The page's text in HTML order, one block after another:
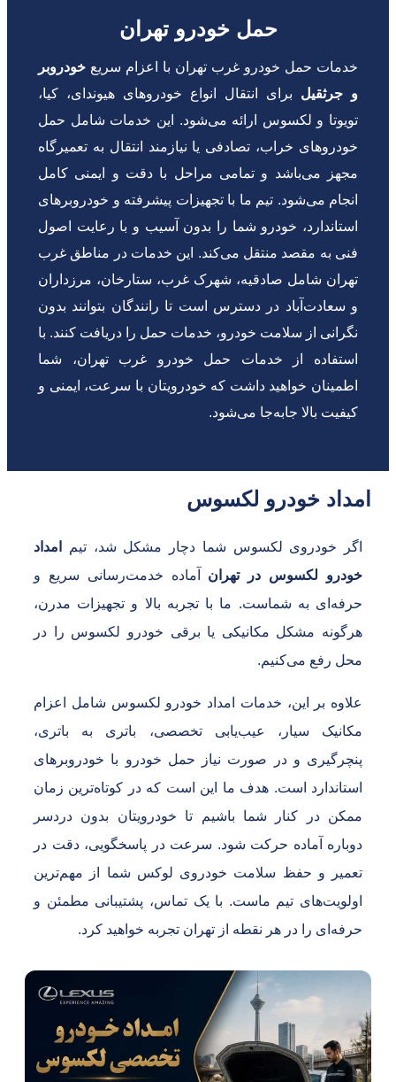
حمل خودرو تهران
خدمات حمل خودرو غرب تهران با اعزام سریع خودروبر
و جرثقیلبرای انتقال انواع خودروهای هیوندای، کیا،
تویوتا و لکسوس ارائه می‌شود. این خدمات شامل حمل
خودروهای خراب، تصادفی یا نیازمند انتقال به تعمیرگاه
مجهز می‌باشد و تمامی مراحل با دقت و ایمنی کامل
انجام می‌شود. تیم ما با تجهیزات پیشرفته و خودروبرهای
استاندارد، خودرو شما را بدون آسیب و با رعایت اصول
فنی به مقصد منتقل می‌کند. این خدمات در مناطق غرب
تهران شامل صادقیه، شهرک غرب، ستارخان، مرزداران
و سعادت‌آباد در دسترس است تا رانندگان بتوانند بدون
نگرانی از سلامت خودرو، خدمات حمل را دریافت کنند. با
استفاده از خدمات حمل خودرو غرب تهران، شما
اطمینان خواهید داشت که خودرویتان با سرعت، ایمنی و
کیفیت بالا جابه‌جا می‌شود.
خودرو لکسوس
خودروی لکسوس شما دچار مشکل شد، تیمامداد
لکسوس در تهران
آماده خدمت‌رسانی سریع و
به شماست. ما با تجربه بالا و تجهیزات مدرن،
مشکل مکانیکی یا برقی خودرو لکسوس را در
رفع می‌کنیم.
بر این، خدمات امداد خودرو لکسوس شامل اعزام
سیار، عیب‌یابی تخصصی، باتری به باتری،
و در صورت نیاز حمل خودرو با خودروبرهای
است. هدف ما این است که در کوتاه‌ترین زمان
در کنار شما باشیم تا خودرویتان بدون دردسر
آماده حرکت شود. سرعت در پاسخگویی، دقت در
و حفظ سلامت خودروی لوکس شما از مهم‌ترین
تیم ماست. با یک تماس، پشتیبانی مطمئن و
را در هر نقطه از تهران تجربه خواهید کرد.